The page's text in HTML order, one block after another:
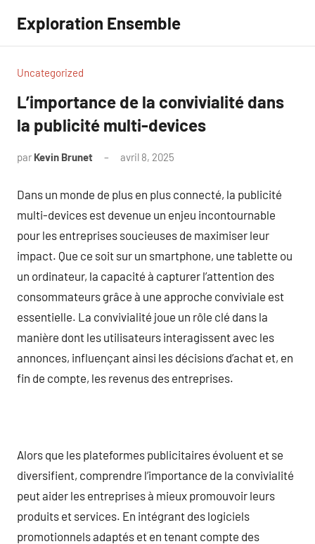
contenu
Exploration Ensemble
Uncategorized
L’importance de la convivialité dans
la publicité multi-devices
par Kevin Brunet avril 8, 2025
Dans un monde de plus en plus connecté, la publicité
multi-devices est devenue un enjeu incontournable
pour les entreprises soucieuses de maximiser leur
impact. Que ce soit sur un smartphone, une tablette ou
un ordinateur, la capacité à capturer l’attention des
consommateurs grâce à une approche conviviale est
essentielle. La convivialité joue un rôle clé dans la
manière dont les utilisateurs interagissent avec les
annonces, influençant ainsi les décisions d’achat et, en
fin de compte, les revenus des entreprises.
Alors que les plateformes publicitaires évoluent et se
diversifient, comprendre l’importance de la convivialité
peut aider les entreprises à mieux promouvoir leurs
produits et services. En intégrant des logiciels
promotionnels adaptés et en tenant compte des